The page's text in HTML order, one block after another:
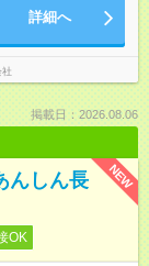
詳細へ
掲載日：2026.08.06
NEW
んしん長
OK